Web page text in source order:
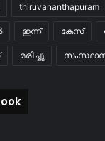
thiruvananthapuram
ഇന്ന് കേസ്
മരിച്ചു